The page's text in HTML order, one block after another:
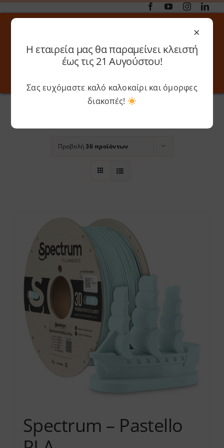
Μετάβαση
στο
Αναζήτηση
Toggle
Online 3D Printing
Outlet
Shop
Services
Academy
Software
Blog
Toggle
Λογαριασμός
Bonbon Rose
Προβολή36 προϊόντων
Spectrum – Pastello
×
Η εταιρεία μας θα παραμείνει κλειστή
έως τις 21 Αυγούστου!
Σας ευχόμαστε καλό καλοκαίρι και όμορφες
διακοπές!